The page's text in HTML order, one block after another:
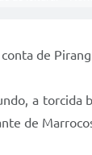
de
a torcida
de